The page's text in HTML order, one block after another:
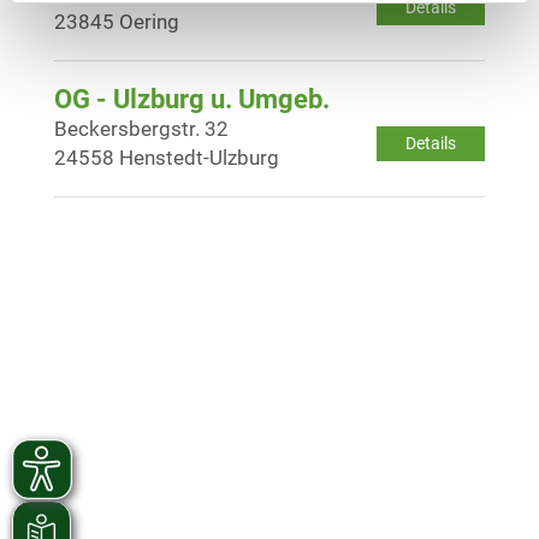
Details
23845 Oering
OG - Ulzburg u. Umgeb.
Details
Beckersbergstr. 32
24558 Henstedt-Ulzburg